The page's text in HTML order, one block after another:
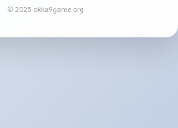
© 2025 okka9game.org